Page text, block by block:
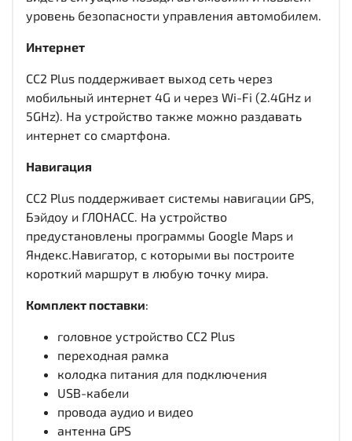
уровень безопасности управления автомобилем.
Интернет
CC2 Plus поддерживает выход сеть через
мобильный интернет 4G и через Wi-Fi (2.4GHz и
5GHz). На устройство также можно раздавать
интернет со смартфона.
Навигация
CC2 Plus поддерживает системы навигации GPS,
Бэйдоу и ГЛОНАСС. На устройство
предустановлены программы Google Maps и
Яндекс.Навигатор, с которыми вы построите
короткий маршрут в любую точку мира.
Комплект поставки:
головное устройство CC2 Plus
переходная рамка
колодка питания для подключения
USB-кабели
провода аудио и видео
антенна GPS